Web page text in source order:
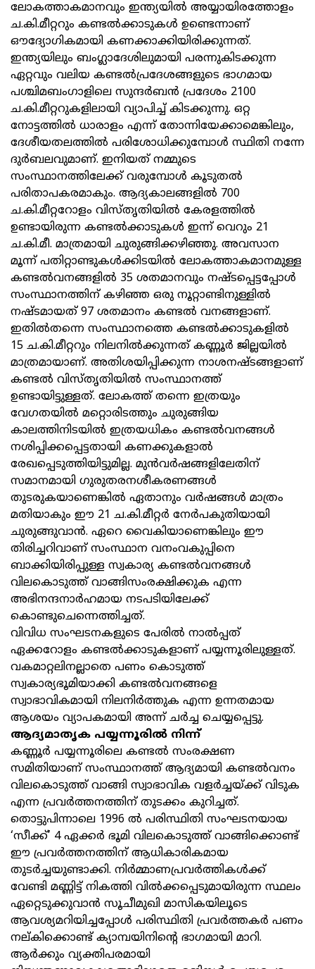
ലോകത്താകമാനവും ഇന്ത്യയിൽ അയ്യായിരത്തോളം
ച.കി.മീറ്ററും കണ്ടൽക്കാടുകൾ ഉണ്ടെന്നാണ്
ഔദ്യോഗികമായി കണക്കാക്കിയിരിക്കുന്നത്.
ഇന്ത്യയിലും ബംഗ്ലാദേശിലുമായി പരന്നുകിടക്കുന്ന
ഏറ്റവും വലിയ കണ്ടൽപ്രദേശങ്ങളുടെ ഭാഗമായ
പശ്ചിമബംഗാളിലെ സുന്ദർബൻ പ്രദേശം 2100
ച.കി.മീറ്ററുകളിലായി വ്യാപിച്ച് കിടക്കുന്നു. ഒറ്റ
നോട്ടത്തില്‍ ധാരാളം എന്ന് തോന്നിയേക്കാമെങ്കിലും,
ദേശീയതലത്തില്‍ പരിശോധിക്കുമ്പോള്‍ സ്ഥിതി നന്നേ
ദുര്‍ബലവുമാണ്. ഇനിയത് നമ്മുടെ
സംസ്ഥാനത്തിലേക്ക് വരുമ്പോള്‍ കൂടുതല്‍
പരിതാപകരമാകും. ആദ്യകാലങ്ങളില്‍ 700
ച.കി.മീറ്ററോളം വിസ്തൃതിയില്‍ കേരളത്തില്‍
ഉണ്ടായിരുന്ന കണ്ടൽക്കാടുകള്‍ ഇന്ന് വെറും 21
ച.കി.മീ. മാത്രമായി ചുരുങ്ങിക്കഴിഞ്ഞു. അവസാന
മൂന്ന് പതിറ്റാണ്ടുകള്‍ക്കിടയില്‍ ലോകത്താകമാനമുള്ള
കണ്ടല്‍വനങ്ങളില്‍ 35 ശതമാനവും നഷ്ടപ്പെട്ടപ്പോള്‍
സംസ്ഥാനത്തിന് കഴിഞ്ഞ ഒരു നൂറ്റാണ്ടിനുള്ളില്‍
നഷ്ടമായത് 97 ശതമാനം കണ്ടല്‍ വനങ്ങളാണ്.
ഇതില്‍തന്നെ സംസ്ഥാനത്തെ കണ്ടൽക്കാടുകളിൽ
15 ച.കി.മീറ്ററും നിലനിൽക്കുന്നത് കണ്ണൂർ ജില്ലയില്‍
മാത്രമായാണ്. അതിശയിപ്പിക്കുന്ന നാശനഷ്ടങ്ങളാണ്
കണ്ടല്‍ വിസ്തൃതിയില്‍ സംസ്ഥാനത്ത്
ഉണ്ടായിട്ടുള്ളത്. ലോകത്ത് തന്നെ ഇത്രയും
വേഗതയില്‍ മറ്റൊരിടത്തും ചുരുങ്ങിയ
കാലത്തിനിടയില്‍ ഇത്രയധികം കണ്ടല്‍വനങ്ങള്‍
നശിപ്പിക്കപ്പെട്ടതായി കണക്കുകളാല്‍
രേഖപ്പെടുത്തിയിട്ടുമില്ല. മുന്‍വര്‍ഷങ്ങളിലേതിന്
സമാനമായി ഗുരുതരനശീകരണങ്ങള്‍
തുടരുകയാണെങ്കില്‍ ഏതാനും വര്‍ഷങ്ങള്‍ മാത്രം
മതിയാകും ഈ 21 ച.കി.മീറ്റര്‍ നേര്‍പകുതിയായി
ചുരുങ്ങുവാന്‍. ഏറെ വൈകിയാണെങ്കിലും ഈ
തിരിച്ചറിവാണ് സംസ്ഥാന വനംവകുപ്പിനെ
ബാക്കിയിരിപ്പുള്ള സ്വകാര്യ കണ്ടല്‍വനങ്ങള്‍
വിലകൊടുത്ത് വാങ്ങിസംരക്ഷിക്കുക എന്ന
അഭിനന്ദനാര്‍ഹമായ നടപടിയിലേക്ക്
കൊണ്ടുചെന്നെത്തിച്ചത്.
വിവിധ സംഘടനകളുടെ പേരില്‍ നാല്‍പ്പത്
ഏക്കറോളം കണ്ടല്‍ക്കാടുകളാണ് പയ്യന്നൂരിലുള്ളത്.
വകമാറ്റലിനല്ലാതെ പണം കൊടുത്ത്
സ്വകാര്യഭൂമിയാക്കി കണ്ടല്‍വനങ്ങളെ
സ്വാഭാവികമായി നിലനിര്‍ത്തുക എന്ന ഉന്നതമായ
ആശയം വ്യാപകമായി അന്ന് ചര്‍ച്ച ചെയ്യപ്പെട്ടു.
ആദ്യമാതൃക പയ്യന്നൂരില്‍ നിന്ന്
കണ്ണൂര്‍ പയ്യന്നൂരിലെ കണ്ടല്‍ സംരക്ഷണ
സമിതിയാണ് സംസ്ഥാനത്ത് ആദ്യമായി കണ്ടല്‍വനം
വിലകൊടുത്ത് വാങ്ങി സ്വാഭാവിക വളര്‍ച്ചയ്ക്ക് വിടുക
എന്ന പ്രവര്‍ത്തനത്തിന് തുടക്കം കുറിച്ചത്.
തൊട്ടുപിന്നാലെ 1996 ല്‍ പരിസ്ഥിതി സംഘടനയായ
‘സീക്ക്’ 4 ഏക്കര്‍ ഭൂമി വിലകൊടുത്ത് വാങ്ങിക്കൊണ്ട്
ഈ പ്രവര്‍ത്തനത്തിന് ആധികാരികമായ
തുടര്‍ച്ചയുണ്ടാക്കി. നിര്‍മ്മാണപ്രവര്‍ത്തികള്‍ക്ക്
വേണ്ടി മണ്ണിട്ട് നികത്തി വില്‍ക്കപ്പെടുമായിരുന്ന സ്ഥലം
ഏറ്റെടുക്കുവാന്‍ സൂചീമുഖി മാസികയിലൂടെ
ആവശ്യമറിയിച്ചപ്പോള്‍ പരിസ്ഥിതി പ്രവര്‍ത്തകര്‍ പണം
നല്കിക്കൊണ്ട് ക്യാമ്പയിനിന്റെ ഭാഗമായി മാറി.
ആര്‍ക്കും വ്യക്തിപരമായി